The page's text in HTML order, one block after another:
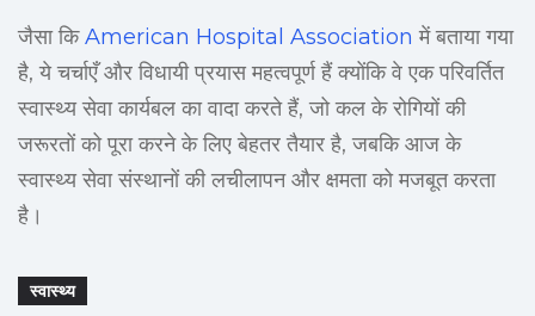
जैसा किAmerican Hospital Association में बताया गया
है, ये चर्चाएँ और विधायी प्रयास महत्वपूर्ण हैं क्योंकि वे एक परिवर्तित
स्वास्थ्य सेवा कार्यबल का वादा करते हैं, जो कल के रोगियों की
जरूरतों को पूरा करने के लिए बेहतर तैयार है, जबकि आज के
स्वास्थ्य सेवा संस्थानों की लचीलापन और क्षमता को मजबूत करता
है।
स्वास्थ्य